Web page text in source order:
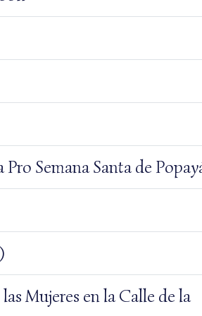
Semana Santa de
Mujeres en la Calle de la